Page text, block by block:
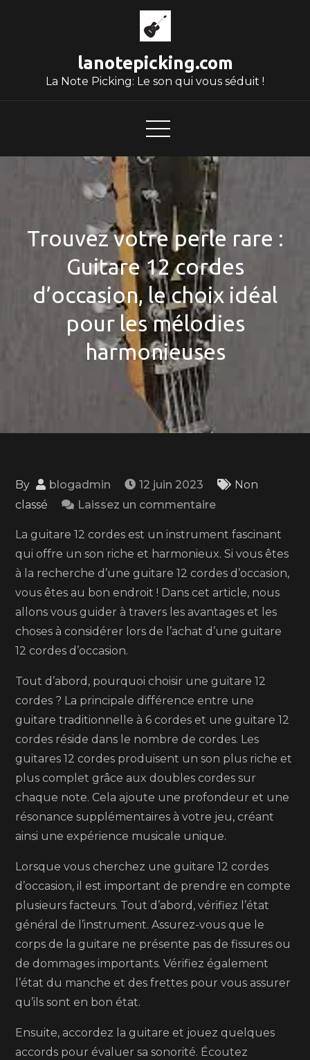
lanotepicking.com
La Note Picking: Le son qui vous séduit !
Trouvez votre perle rare :
Guitare 12 cordes
d’occasion, le choix idéal
pour les mélodies
harmonieuses
By blogadmin 12 juin 2023
Non
classé
Laissez un commentaireon
votre
perle
rare
:
Guitare
12
d’occasion,
le
choix
idéal
pour
les
mélodies
harmonieuses
La guitare 12 cordes est un instrument fascinant
qui offre un son riche et harmonieux. Si vous êtes
à la recherche d’une guitare 12 cordes d’occasion,
vous êtes au bon endroit ! Dans cet article, nous
allons vous guider à travers les avantages et les
choses à considérer lors de l’achat d’une guitare
12 cordes d’occasion.
Tout d’abord, pourquoi choisir une guitare 12
cordes ? La principale différence entre une
guitare traditionnelle à 6 cordes et une guitare 12
cordes réside dans le nombre de cordes. Les
guitares 12 cordes produisent un son plus riche et
plus complet grâce aux doubles cordes sur
chaque note. Cela ajoute une profondeur et une
résonance supplémentaires à votre jeu, créant
ainsi une expérience musicale unique.
Lorsque vous cherchez une guitare 12 cordes
d’occasion, il est important de prendre en compte
plusieurs facteurs. Tout d’abord, vérifiez l’état
général de l’instrument. Assurez-vous que le
corps de la guitare ne présente pas de fissures ou
de dommages importants. Vérifiez également
l’état du manche et des frettes pour vous assurer
qu’ils sont en bon état.
Ensuite, accordez la guitare et jouez quelques
accords pour évaluer sa sonorité. Écoutez